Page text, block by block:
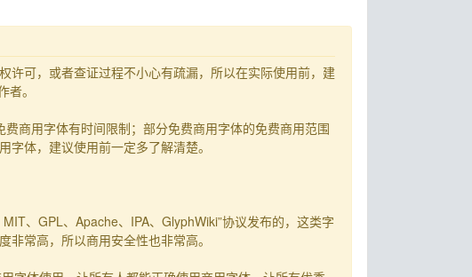
许可，或者查证过程不小心有疏漏，所以在实际使用前，建
。
商用字体有时间限制；部分免费商用字体的免费商用范围
体，建议使用前一定多了解清楚。
、GPL、Apache、IPA、GlyphWiki”协议发布的，这类字
常高，所以商用安全性也非常高。